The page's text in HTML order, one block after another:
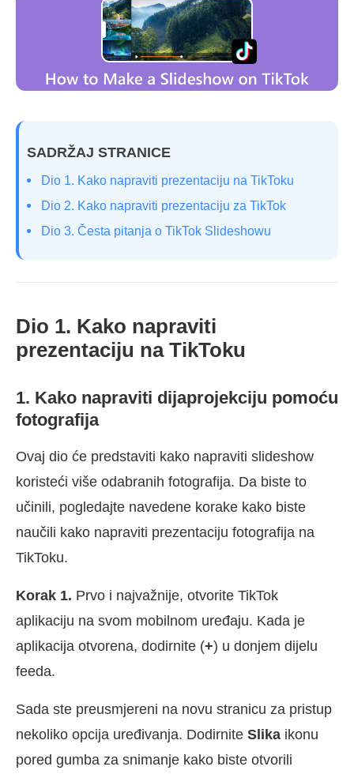
SADRŽAJ STRANICE
Dio 1. Kako napraviti prezentaciju na TikToku
Dio 2. Kako napraviti prezentaciju za TikTok
Dio 3. Česta pitanja o TikTok Slideshowu
Dio 1. Kako napraviti
prezentaciju na TikToku
1. Kako napraviti dijaprojekciju pomoću
fotografija
Ovaj dio će predstaviti kako napraviti slideshow
koristeći više odabranih fotografija. Da biste to
učinili, pogledajte navedene korake kako biste
naučili kako napraviti prezentaciju fotografija na
TikToku.
Korak 1. Prvo i najvažnije, otvorite TikTok
aplikaciju na svom mobilnom uređaju. Kada je
aplikacija otvorena, dodirnite (+) u donjem dijelu
feeda.
Sada ste preusmjereni na novu stranicu za pristup
nekoliko opcija uređivanja. Dodirnite Slika ikonu
pored gumba za snimanje kako biste otvorili